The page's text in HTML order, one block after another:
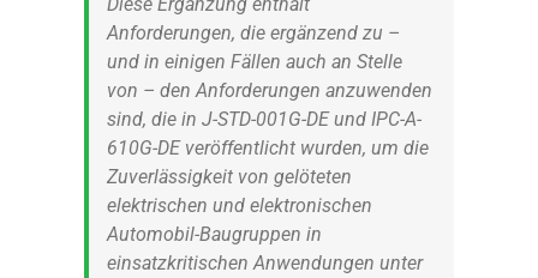
Anforderungen, die ergänzend zu –
und in einigen Fällen auch an Stelle
von – den Anforderungen anzuwenden
sind, die in J-STD-001G-DE und IPC-A-
610G-DE veröffentlicht wurden, um die
Zuverlässigkeit von gelöteten
elektrischen und elektronischen
Automobil-Baugruppen in
einsatzkritischen Anwendungen unter